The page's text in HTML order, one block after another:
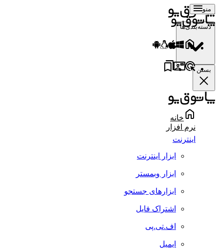
منو
دسته‌بندی‌ها
بستن
خانه
نرم افزار
اینترنت
ابزار اینترنت
ابزار وبمستر
ابزارهای جستجو
اشتراک فایل
اف.تی.پی
ایمیل